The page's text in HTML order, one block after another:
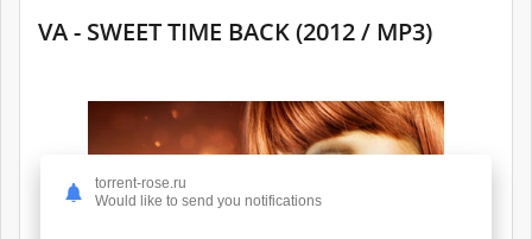
VA - SWEET TIME BACK (2012 / MP3)
torrent-rose.ru
Would like to send you notifications